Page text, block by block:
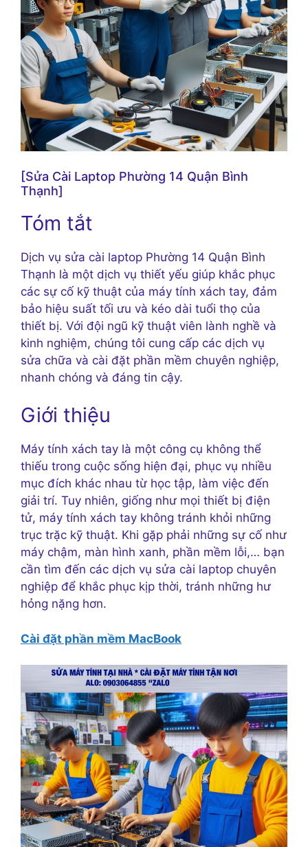
[Sửa Cài Laptop Phường 14 Quận Bình
Thạnh]
Tóm tắt
Dịch vụ sửa cài laptop Phường 14 Quận Bình
Thạnh là một dịch vụ thiết yếu giúp khắc phục
các sự cố kỹ thuật của máy tính xách tay, đảm
bảo hiệu suất tối ưu và kéo dài tuổi thọ của
thiết bị. Với đội ngũ kỹ thuật viên lành nghề và
kinh nghiệm, chúng tôi cung cấp các dịch vụ
sửa chữa và cài đặt phần mềm chuyên nghiệp,
nhanh chóng và đáng tin cậy.
Giới thiệu
Máy tính xách tay là một công cụ không thể
thiếu trong cuộc sống hiện đại, phục vụ nhiều
mục đích khác nhau từ học tập, làm việc đến
giải trí. Tuy nhiên, giống như mọi thiết bị điện
tử, máy tính xách tay không tránh khỏi những
trục trặc kỹ thuật. Khi gặp phải những sự cố như
máy chậm, màn hình xanh, phần mềm lỗi,… bạn
cần tìm đến các dịch vụ sửa cài laptop chuyên
nghiệp để khắc phục kịp thời, tránh những hư
hỏng nặng hơn.
Cài đặt phần mềm MacBook